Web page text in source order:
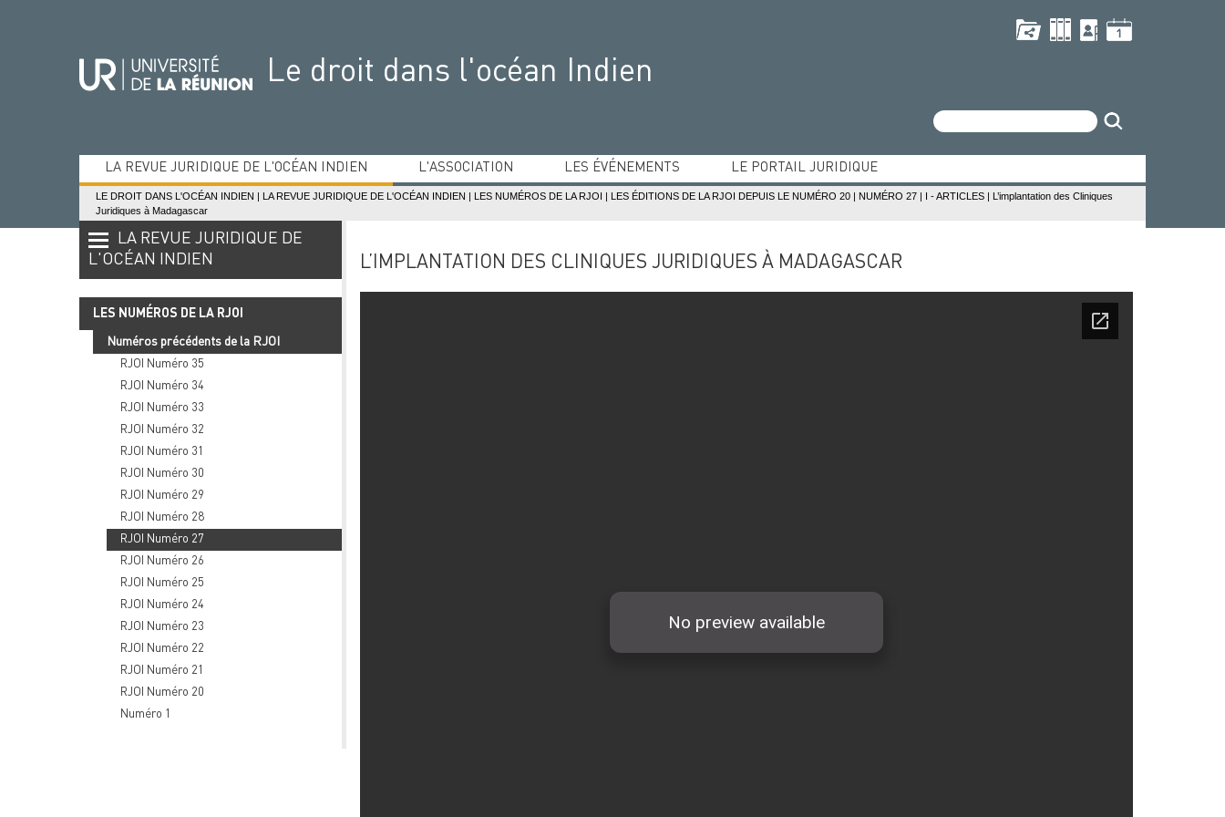
Le droit dans l'océan Indien
Recherche
LA REVUE JURIDIQUE DE L'OCÉAN INDIEN
Les numéros de la RJOI
L'ASSOCIATION
Equipe dirigeante
Adhésions
LES ÉVÉNEMENTS
Ateliers du droit de l'océan Indien
Conférences et colloques
LE PORTAIL JURIDIQUE
Pays de l'océan Indien
LE DROIT DANS L'OCÉAN INDIEN | LA REVUE JURIDIQUE DE L'OCÉAN INDIEN | LES NUMÉROS DE LA RJOI | LES ÉDITIONS DE LA RJOI DEPUIS LE NUMÉRO 20 | NUMÉRO 27 | I - ARTICLES | L’implantation des Cliniques
Juridiques à Madagascar
LA REVUE JURIDIQUE DE
L'OCÉAN INDIEN
LES NUMÉROS DE LA RJOI
Numéros précédents de la RJOI
RJOI Numéro 35
RJOI Numéro 34
RJOI Numéro 33
RJOI Numéro 32
RJOI Numéro 31
RJOI Numéro 30
RJOI Numéro 29
RJOI Numéro 28
RJOI Numéro 27
RJOI Numéro 26
RJOI Numéro 25
RJOI Numéro 24
RJOI Numéro 23
RJOI Numéro 22
RJOI Numéro 21
RJOI Numéro 20
Numéro 1
L’IMPLANTATION DES CLINIQUES JURIDIQUES À MADAGASCAR